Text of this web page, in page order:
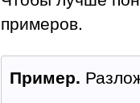
примеров.
Пример.